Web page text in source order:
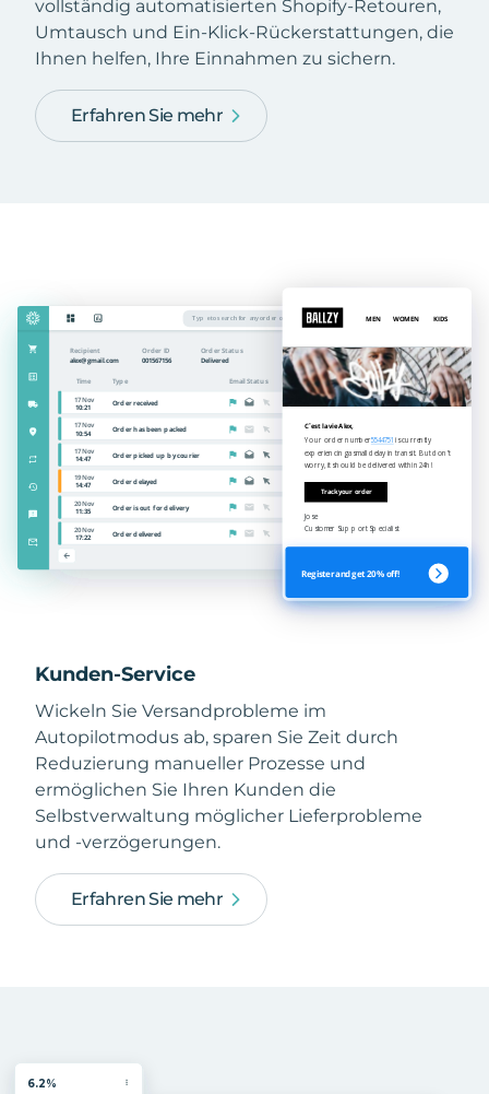
vollständig automatisierten Shopify-Retouren,
Umtausch und Ein-Klick-Rückerstattungen, die
Ihnen helfen, Ihre Einnahmen zu sichern.
Erfahren Sie mehr
Kunden-Service
Wickeln Sie Versandprobleme im
Autopilotmodus ab, sparen Sie Zeit durch
Reduzierung manueller Prozesse und
ermöglichen Sie Ihren Kunden die
Selbstverwaltung möglicher Lieferprobleme
und -verzögerungen.
Erfahren Sie mehr